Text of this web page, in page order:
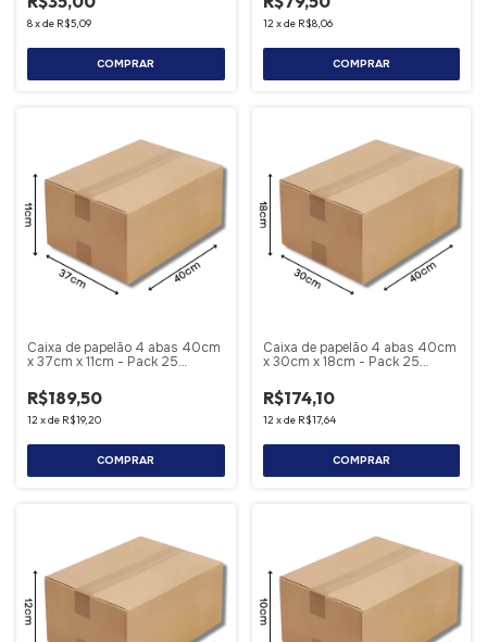
8xde R$5,09
COMPRAR
12 xde R$8,06
COMPRAR
Caixa de papelão 4 abas 40cm
x 37cm x 11cm - Pack 25
R$189,50
12 xde R$19,20
COMPRAR
Caixa de papelão 4 abas 40cm
x 30cm x 18cm - Pack 25
R$174,10
12 xde R$17,64
COMPRAR